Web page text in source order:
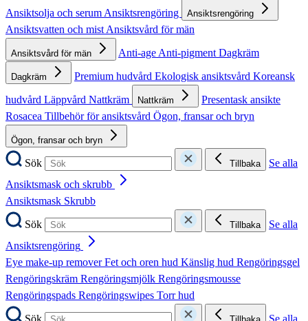
Ansiktsolja och serumAnsiktsrengöring Ansiktsrengöring
Ansiktsvatten och mistAnsiktsvård för män
Ansiktsvård för män Anti-ageAnti-pigmentDagkräm
Dagkräm Premium hudvård Ekologisk ansiktsvård Koreansk
hudvård Läppvård Nattkräm Nattkräm
Presentask ansikte
Rosacea Tillbehör för ansiktsvård Ögon, fransar och bryn
Ögon, fransar och bryn
Sök Tillbaka
Se alla
Ansiktsmask och skrubb
Ansiktsmask Skrubb
Sök
Tillbaka
Se alla
Ansiktsrengöring
Eye make-up removerFet och oren hud Känslig hud Rengöringsgel
Rengöringskräm Rengöringsmjölk Rengöringsmousse
Rengöringspads Rengöringswipes Torr hud